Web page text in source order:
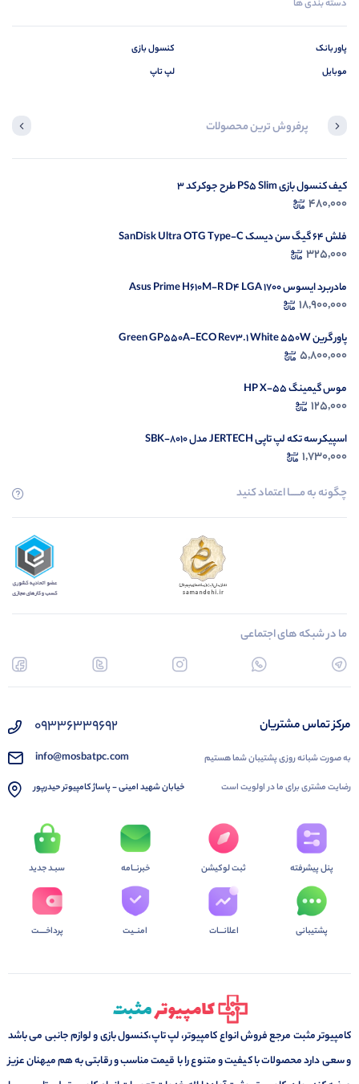
دسته بندی ها
پاور بانک
موبایل
کنسول بازی
لپ تاپ
پرفروش ترین محصولات
کیف کنسول بازی PS5 Slim طرح جوکر کد 3
480,000
فلش 64 گیگ سن دیسک SanDisk Ultra OTG Type-C
325,000
مادربرد ایسوس Asus Prime H610M-R D4 LGA 1700
18,900,000
پاور گرین Green GP550A-ECO Rev3.1 White 550W
5,800,000
موس گیمینگ HP X-55
125,000
اسپیکر سه تکه لپ تاپی JERTECH مدل SBK-8010
1,730,000
فلش 32 گیگ ای دیتا ADATA UV320 USB3.2
360,000
چگونه به مــــــا اعتماد کنید
ما در شبکه های اجتماعی
مرکز تماس مشتریان
به صورت شبانه روزی پشتیبان شما هستیم
رضایت مشتری برای ما در اولویت است
09336339692
info@mosbatpc.com
خیابان شهید امینی - پاساژ کامپیوتر حیدرپور
پنل پیشرفته
پشتیبانی
ثبت لوکیشن
اعلانـــات
خبرنــامه
امنــیت
سبـد جدید
پرداخــــت
کامپیوتر مثبت مرجع فروش انواع کامپیوتر، لپ تاپ،کنسول بازی و لوازم جانبی می باشد
و سعی دارد محصولات با کیفیت و متنوع را با قیمت مناسب و رقابتی به هم میهنان عزیز